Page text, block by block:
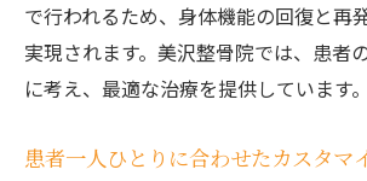
で行われるため、身体機能の回復と再
実現されます。美沢整骨院では、患者
に考え、最適な治療を提供しています。
患者一人ひとりに合わせたカスタマ